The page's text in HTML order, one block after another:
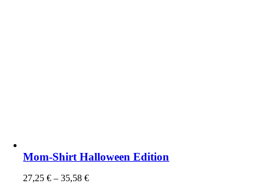
Mom-Shirt Halloween Edition
27,25€ –35,58€